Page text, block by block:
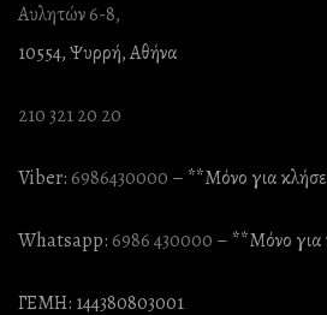
Αυλητών 6-8,
10554, Ψυρρή, Αθήνα
210 321 20 20
Viber:6986430000 – **Mόνο για
Whatsapp:6986 430000 – **Mόνο για
ΓΕΜΗ: 144380803001